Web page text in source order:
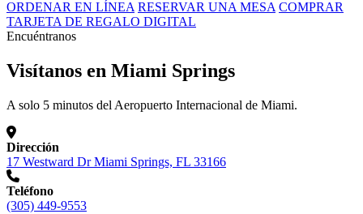
ORDENAR EN LÍNEA RESERVAR UNA MESA COMPRAR
TARJETA DE REGALO DIGITAL
Encuéntranos
Visítanos en Miami Springs
A solo 5 minutos del Aeropuerto Internacional de Miami.
Dirección
17 Westward Dr Miami Springs, FL 33166
Teléfono
(305) 449-9553